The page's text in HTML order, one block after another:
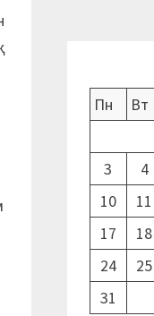
Пн
Вт
3
4
10
11
17
18
24
25
31